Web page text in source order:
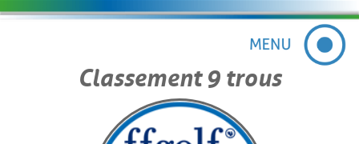
Classement 9 trous